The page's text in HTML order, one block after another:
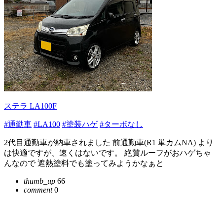
ステラ LA100F
#通勤車 #LA100 #塗装ハゲ #ターボなし
2代目通勤車が納車されました 前通勤車(R1 単カムNA) より
は快適ですが、速くはないです。 絶賛ルーフがおハゲちゃ
んなので 遮熱塗料でも塗ってみようかなぁと
thumb_up 66
comment0